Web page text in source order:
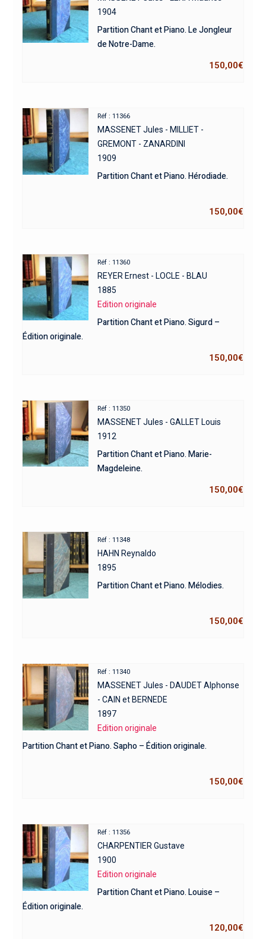
1904
Partition Chant et Piano. Le Jongleur
de Notre-Dame.
150,00€
Réf : 11366
MASSENET Jules - MILLIET -
GREMONT - ZANARDINI
1909
Partition Chant et Piano. Hérodiade.
150,00€
Réf : 11360
REYER Ernest - LOCLE - BLAU
1885
Edition originale
Partition Chant et Piano. Sigurd –
Édition originale.
150,00€
Réf : 11350
MASSENET Jules - GALLET Louis
1912
Partition Chant et Piano. Marie-
Magdeleine.
150,00€
Réf : 11348
HAHN Reynaldo
1895
Partition Chant et Piano. Mélodies.
150,00€
Réf : 11340
MASSENET Jules - DAUDET Alphonse
- CAIN et BERNEDE
1897
Edition originale
Partition Chant et Piano. Sapho – Édition originale.
150,00€
Réf : 11356
CHARPENTIER Gustave
1900
Edition originale
Partition Chant et Piano. Louise –
Édition originale.
120,00€